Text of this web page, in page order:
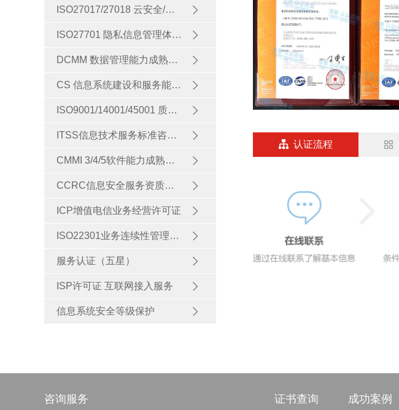
ISO27017/27018 云安全/云隐私管理体系认证
ISO27701 隐私信息管理体系认证(PIMS)
DCMM 数据管理能力成熟度评估模型
CS 信息系统建设和服务能力评估
ISO9001/14001/45001 质量/环境/职业健康安全管理体系认证
ITSS信息技术服务标准咨询服务
CMMI 3/4/5软件能力成熟度模型集成
CCRC信息安全服务资质认证
ICP增值电信业务经营许可证
ISO22301业务连续性管理体系认证
服务认证（五星）
ISP许可证 互联网接入服务
信息系统安全等级保护
认证流程
咨询服务 证书查询 成功案例